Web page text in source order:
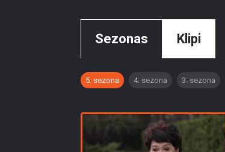
Sezonas Klipi
5. sezona 4. sezona 3. sezona